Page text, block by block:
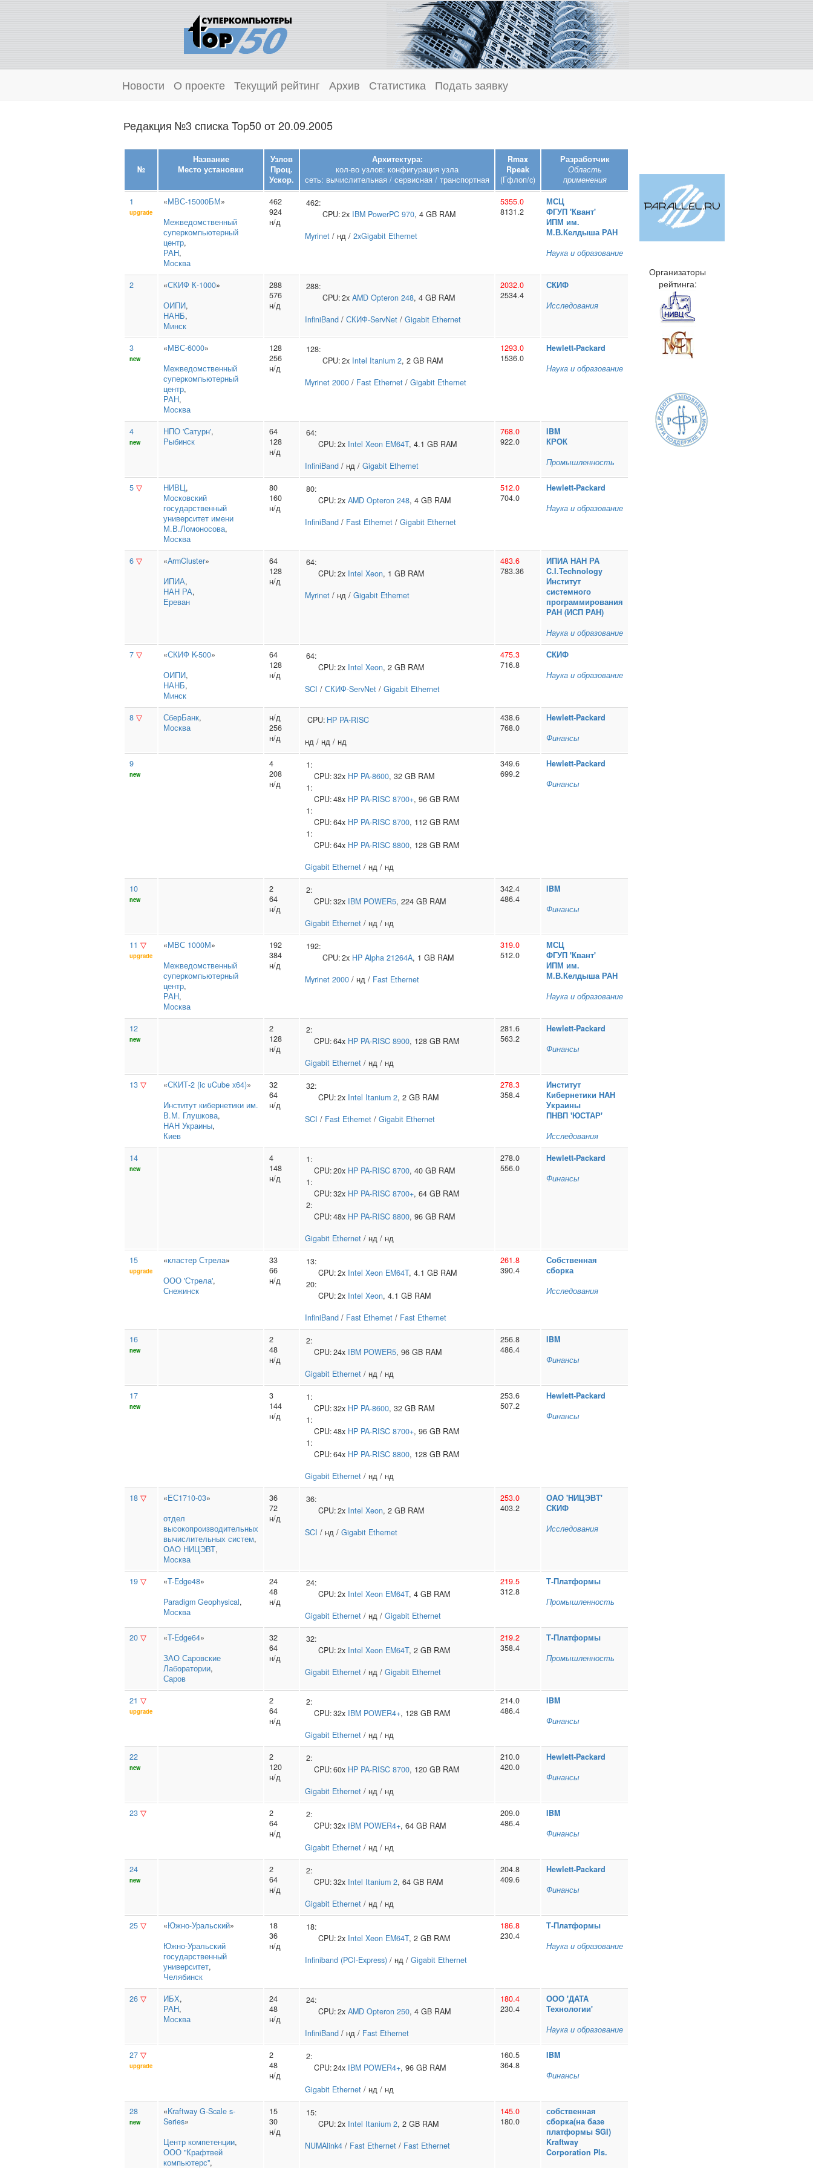
Новости О проекте Текущий рейтинг Архив Статистика Подать заявку
Редакция №3 списка Top50 от 20.09.2005
№
Название
Место установки
Узлов
Проц.
Ускор.
Архитектура:
кол-во узлов: конфигурация узла
сеть: вычислительная / сервисная / транспортная
Rmax
Rpeak
(Гфлоп/c)
Разработчик
Область
применения
1
upgrade
«МВС-15000БМ»
Межведомственный
суперкомпьютерный
центр,
РАН,
Москва
462
924
н/д
462:
CPU:2x IBM PowerPC 970, 4 GB RAM
Myrinet / нд / 2xGigabit Ethernet
5355.0
8131.2
МСЦ
ФГУП 'Квант'
ИПМ им.
М.В.Келдыша РАН
Наука и образование
2 «СКИФ К-1000»
ОИПИ,
НАНБ,
Минск
288
576
н/д
288:
CPU:2x AMD Opteron 248, 4 GB RAM
InfiniBand / СКИФ-ServNet / Gigabit Ethernet
2032.0
2534.4
СКИФ
Исследования
3
new
«МВС-6000»
Межведомственный
суперкомпьютерный
центр,
РАН,
Москва
128
256
н/д
128:
CPU:2x Intel Itanium 2, 2 GB RAM
Myrinet 2000 / Fast Ethernet / Gigabit Ethernet
1293.0
1536.0
Hewlett‑Packard
Наука и образование
4
new
НПО 'Сатурн',
Рыбинск
64
128
н/д
64:
CPU:2x Intel Xeon EM64T, 4.1 GB RAM
InfiniBand / нд / Gigabit Ethernet
768.0
922.0
IBM
КРОК
Промышленность
5 ▽ НИВЦ,
Московский
государственный
университет имени
М.В.Ломоносова,
Москва
80
160
н/д
80:
CPU:2x AMD Opteron 248, 4 GB RAM
InfiniBand / Fast Ethernet / Gigabit Ethernet
512.0
704.0
Hewlett‑Packard
Наука и образование
6 ▽ «ArmCluster»
ИПИА,
НАН РА,
Ереван
64
128
н/д
64:
CPU:2x Intel Xeon, 1 GB RAM
Myrinet / нд / Gigabit Ethernet
483.6
783.36
ИПИА НАН РА
C.I.Technology
Институт
системного
программирования
РАН (ИСП РАН)
Наука и образование
7 ▽ «СКИФ K-500»
ОИПИ,
НАНБ,
Минск
64
128
н/д
64:
CPU:2x Intel Xeon, 2 GB RAM
SCI / СКИФ-ServNet / Gigabit Ethernet
475.3
716.8
СКИФ
Наука и образование
8 ▽ СберБанк,
Москва
н/д
256
н/д
CPU: HP PA-RISC
нд / нд / нд
438.6
768.0
Hewlett‑Packard
Финансы
9
new
4
208
н/д
1:
CPU:32x HP PA-8600, 32 GB RAM
1:
CPU:48x HP PA-RISC 8700+, 96 GB RAM
1:
CPU:64x HP PA-RISC 8700, 112 GB RAM
1:
CPU:64x HP PA-RISC 8800, 128 GB RAM
Gigabit Ethernet / нд / нд
349.6
699.2
Hewlett‑Packard
Финансы
10
new
2
64
н/д
2:
CPU:32x IBM POWER5, 224 GB RAM
Gigabit Ethernet / нд / нд
342.4
486.4
IBM
Финансы
11 ▽
upgrade
«МВС 1000М»
Межведомственный
суперкомпьютерный
центр,
РАН,
Москва
192
384
н/д
192:
CPU:2x HP Alpha 21264A, 1 GB RAM
Myrinet 2000 / нд / Fast Ethernet
319.0
512.0
МСЦ
ФГУП 'Квант'
ИПМ им.
М.В.Келдыша РАН
Наука и образование
12
new
2
128
н/д
2:
CPU:64x HP PA-RISC 8900, 128 GB RAM
Gigabit Ethernet / нд / нд
281.6
563.2
Hewlett‑Packard
Финансы
13 ▽ «СКИТ-2 (ic uCube x64)»
Институт кибернетики им.
В.М. Глушкова,
НАН Украины,
Киев
32
64
н/д
32:
CPU:2x Intel Itanium 2, 2 GB RAM
SCI / Fast Ethernet / Gigabit Ethernet
278.3
358.4
Институт
Кибернетики НАН
Украины
ПНВП 'ЮСТАР'
Исследования
14
new
4
148
н/д
1:
CPU:20x HP PA-RISC 8700, 40 GB RAM
1:
CPU:32x HP PA-RISC 8700+, 64 GB RAM
2:
CPU:48x HP PA-RISC 8800, 96 GB RAM
Gigabit Ethernet / нд / нд
278.0
556.0
Hewlett‑Packard
Финансы
15
upgrade
«кластер Стрела»
ООО 'Стрела',
Снежинск
33
66
н/д
13:
CPU:2x Intel Xeon EM64T, 4.1 GB RAM
20:
CPU:2x Intel Xeon, 4.1 GB RAM
InfiniBand / Fast Ethernet / Fast Ethernet
261.8
390.4
Собственная
сборка
Исследования
16
new
2
48
н/д
2:
CPU:24x IBM POWER5, 96 GB RAM
Gigabit Ethernet / нд / нд
256.8
486.4
IBM
Финансы
17
new
3
144
н/д
1:
CPU:32x HP PA-8600, 32 GB RAM
1:
CPU:48x HP PA-RISC 8700+, 96 GB RAM
1:
CPU:64x HP PA-RISC 8800, 128 GB RAM
Gigabit Ethernet / нд / нд
253.6
507.2
Hewlett‑Packard
Финансы
18 ▽ «ЕС1710-03»
отдел
высокопроизводительных
вычислительных систем,
ОАО НИЦЭВТ,
Москва
36
72
н/д
36:
CPU:2x Intel Xeon, 2 GB RAM
SCI / нд / Gigabit Ethernet
253.0
403.2
ОАО 'НИЦЭВТ'
СКИФ
Исследования
19 ▽ «T-Edge48»
Paradigm Geophysical,
Москва
24
48
н/д
24:
CPU:2x Intel Xeon EM64T, 4 GB RAM
Gigabit Ethernet / нд / Gigabit Ethernet
219.5
312.8
Т‑Платформы
Промышленность
20 ▽ «T-Edge64»
ЗАО Саровские
Лаборатории,
Саров
32
64
н/д
32:
CPU:2x Intel Xeon EM64T, 2 GB RAM
Gigabit Ethernet / нд / Gigabit Ethernet
219.2
358.4
Т‑Платформы
Промышленность
21 ▽
upgrade
2
64
н/д
2:
CPU:32x IBM POWER4+, 128 GB RAM
Gigabit Ethernet / нд / нд
214.0
486.4
IBM
Финансы
22
new
2
120
н/д
2:
CPU:60x HP PA-RISC 8700, 120 GB RAM
Gigabit Ethernet / нд / нд
210.0
420.0
Hewlett‑Packard
Финансы
23 ▽
2
64
н/д
2:
CPU:32x IBM POWER4+, 64 GB RAM
Gigabit Ethernet / нд / нд
209.0
486.4
IBM
Финансы
24
new
2
64
н/д
2:
CPU:32x Intel Itanium 2, 64 GB RAM
Gigabit Ethernet / нд / нд
204.8
409.6
Hewlett‑Packard
Финансы
25 ▽ «Южно-Уральский»
Южно‑Уральский
государственный
университет,
Челябинск
18
36
н/д
18:
CPU:2x Intel Xeon EM64T, 2 GB RAM
Infiniband (PCI-Express) / нд / Gigabit Ethernet
186.8
230.4
Т‑Платформы
Наука и образование
26 ▽ ИБХ,
РАН,
Москва
24
48
н/д
24:
CPU:2x AMD Opteron 250, 4 GB RAM
InfiniBand / нд / Fast Ethernet
180.4
230.4
ООО 'ДАТА
Технологии'
Наука и образование
27 ▽
upgrade
2
48
н/д
2:
CPU:24x IBM POWER4+, 96 GB RAM
Gigabit Ethernet / нд / нд
160.5
364.8
IBM
Финансы
28
new
«Kraftway G-Scale s-
Series»
Центр компетенции,
ООО "Крафтвей
компьютерс",
15
30
н/д
15:
CPU:2x Intel Itanium 2, 2 GB RAM
NUMAlink4 / Fast Ethernet / Fast Ethernet
145.0
180.0
собственная
сборка(на базе
платформы SGI)
Kraftway
Corporation Pls.
Организаторы
рейтинга: